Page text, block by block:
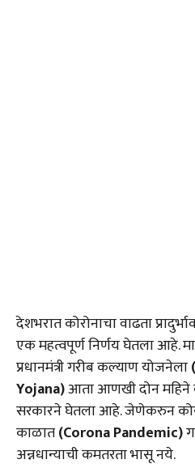
देशभरात कोरोनाचा वाढता
एक महत्वपूर्ण निर्णय घेतला आहे.
प्रधानमंत्री गरीब कल्याण योजनेला
Yojana)आता आणखी दोन महिने
सरकारने घेतला आहे. जेणेकरुन
काळात(Corona Pandemic)
अन्नधान्याची कमतरता भासू नये.